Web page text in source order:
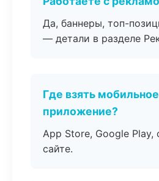
Да, баннеры, топ-
— детали в разделе
Где взять мобильное
приложение?
App Store, Google Play,
сайте.